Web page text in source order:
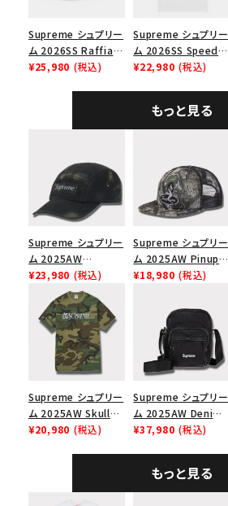
Supreme シュプリー
ム 2026SS Raffia
Mesh Back 5-Panel
¥25,980 (税込)
Supreme シュプリー
ム 2026SS Speed
Tee スピードTシャツ
¥22,980 (税込)
もっと見る
Supreme シュプリー
ム 2025AW
Overdyed Camp
Cap オーバーダイド
キャンプキャップ ブ
ラック
¥23,980 (税込)
Supreme シュプリー
ム 2025AW Pinup
Mesh Back 5-Panel
ュバック 5パネルキャ
ップ トゥルーティン
バーHTC フォールカ
¥18,980 (税込)
Supreme シュプリー
ム 2025AW Skull
Tee スカル Tシャ
¥20,980 (税込)
Supreme シュプリー
ム 2025AW Denim
Shoulder Bag デニ
¥37,980 (税込)
もっと見る